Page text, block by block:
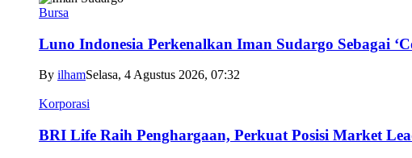
Bursa
Luno Indonesia Perkenalkan Iman Sudargo Sebagai
By ilhamSelasa, 4 Agustus 2026, 07:32
Korporasi
BRI Life Raih Penghargaan, Perkuat Posisi Market